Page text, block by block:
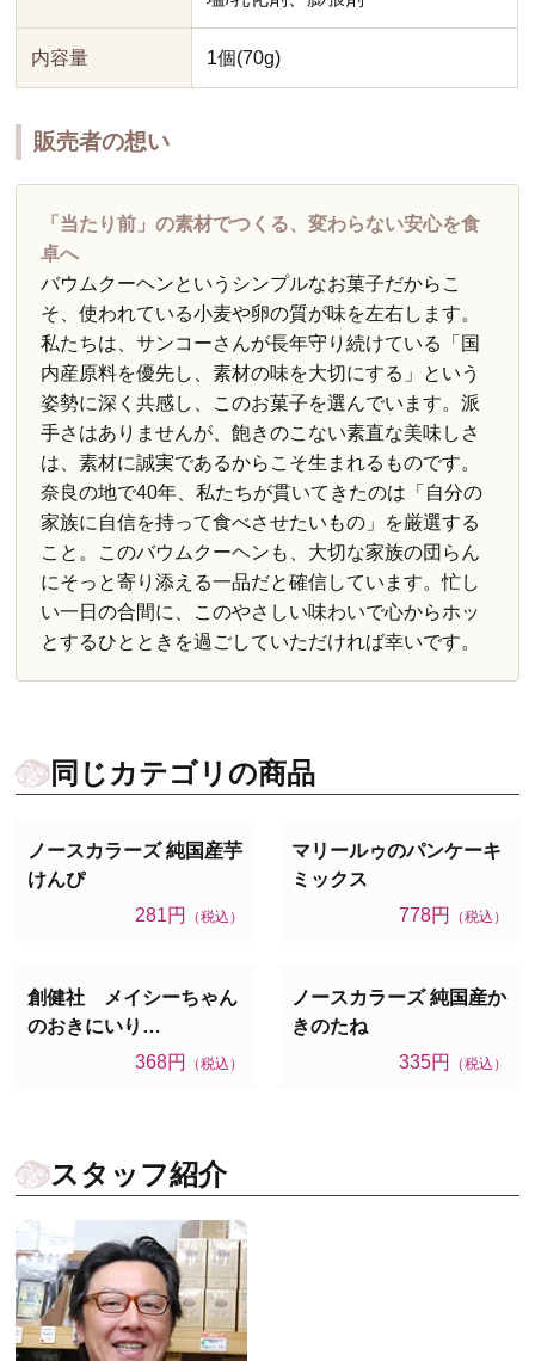
内容量 1個(70g)
販売者の想い
「当たり前」の素材でつくる、変わらない安心を食
卓へ
バウムクーヘンというシンプルなお菓子だからこ
そ、使われている小麦や卵の質が味を左右します。
私たちは、サンコーさんが長年守り続けている「国
内産原料を優先し、素材の味を大切にする」という
姿勢に深く共感し、このお菓子を選んでいます。派
手さはありませんが、飽きのこない素直な美味しさ
は、素材に誠実であるからこそ生まれるものです。
奈良の地で40年、私たちが貫いてきたのは「自分の
家族に自信を持って食べさせたいもの」を厳選する
こと。このバウムクーヘンも、大切な家族の団らん
にそっと寄り添える一品だと確信しています。忙し
い一日の合間に、このやさしい味わいで心からホッ
とするひとときを過ごしていただければ幸いです。
同じカテゴリの商品
ノースカラーズ 純国産芋
けんぴ
281円
（税込）
マリールゥのパンケーキ
ミックス
778円
（税込）
創健社 メイシーちゃん
のおきにいり…
368円
（税込）
ノースカラーズ 純国産か
きのたね
335円
（税込）
スタッフ紹介